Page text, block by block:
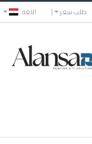
اللغه طلب سعر